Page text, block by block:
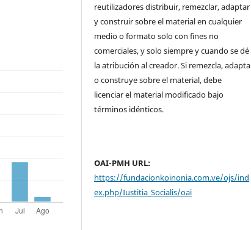
reutilizadores distribuir, remezclar, adaptar
y construir sobre el material en cualquier
medio o formato solo con fines no
comerciales, y solo siempre y cuando se dé
la atribución al creador. Si remezcla, adapta
o construye sobre el material, debe
licenciar el material modificado bajo
términos idénticos.
OAI-PMH URL:
https://fundacionkoinonia.com.ve/ojs/ind
ex.php/Iustitia_Socialis/oai